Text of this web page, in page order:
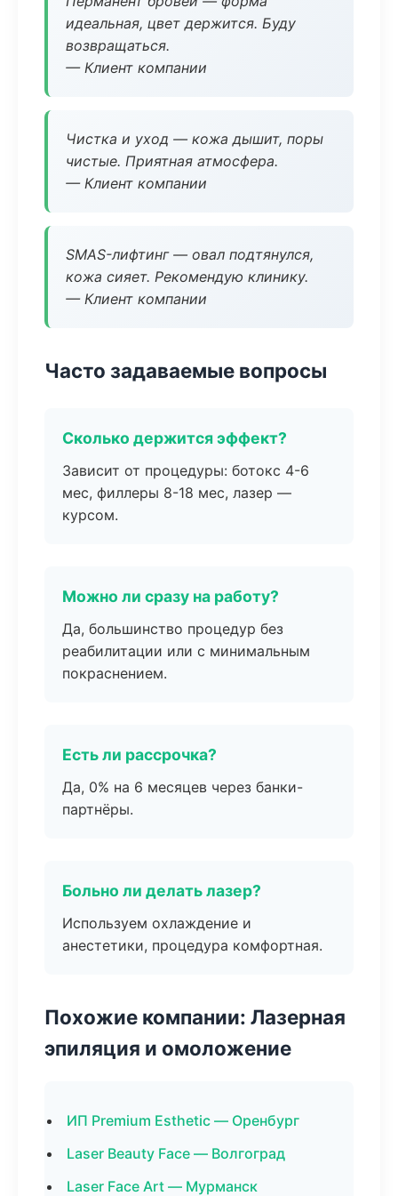
идеальная, цвет держится. Буду
возвращаться.
— Клиент компании
Чистка и уход — кожа дышит, поры
чистые. Приятная атмосфера.
— Клиент компании
SMAS-лифтинг — овал подтянулся,
кожа сияет. Рекомендую клинику.
— Клиент компании
Часто задаваемые вопросы
Сколько держится эффект?
Зависит от процедуры: ботокс 4-6
мес, филлеры 8-18 мес, лазер —
курсом.
Можно ли сразу на работу?
Да, большинство процедур без
реабилитации или с минимальным
покраснением.
Есть ли рассрочка?
Да, 0% на 6 месяцев через банки-
партнёры.
Больно ли делать лазер?
Используем охлаждение и
анестетики, процедура комфортная.
Похожие компании: Лазерная
эпиляция и омоложение
ИП Premium Esthetic — Оренбург
Laser Beauty Face — Волгоград
Laser Face Art — Мурманск